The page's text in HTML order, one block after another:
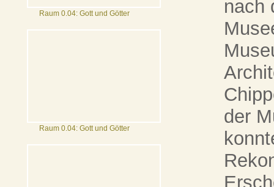
Raum 0.04: Gott und Götter
Raum 0.04: Gott und Götter
nach
der